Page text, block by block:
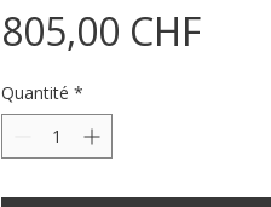
805,00 CHFPrix
Quantité *